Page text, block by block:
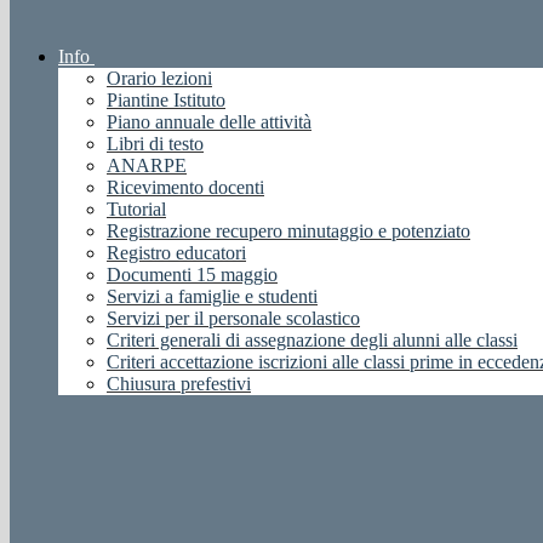
Info
Orario lezioni
Piantine Istituto
Piano annuale delle attività
Libri di testo
ANARPE
Ricevimento docenti
Tutorial
Registrazione recupero minutaggio e potenziato
Registro educatori
Documenti 15 maggio
Servizi a famiglie e studenti
Servizi per il personale scolastico
Criteri generali di assegnazione degli alunni alle classi
Criteri accettazione iscrizioni alle classi prime in
Chiusura prefestivi